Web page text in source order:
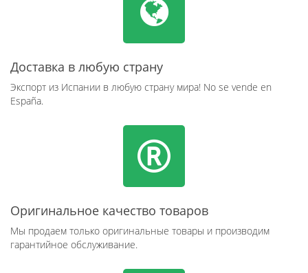
Доставка в любую страну
Экспорт из Испании в любую страну мира! No se vende en
España.
Оригинальное качество товаров
Мы продаем только оригинальные товары и производим
гарантийное обслуживание.